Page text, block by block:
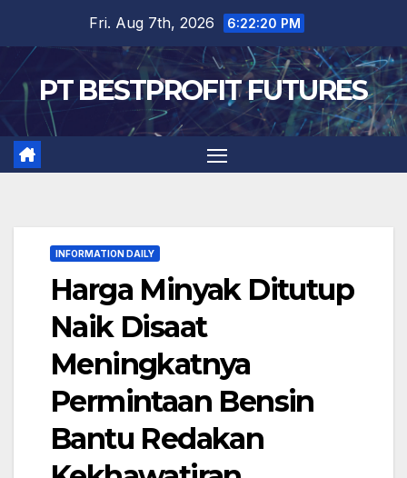
content
Fri. Aug 7th, 2026 6:22:21 PM
PT BESTPROFIT FUTURES
INFORMATION DAILY
Harga Minyak Ditutup
Naik Disaat
Meningkatnya
Permintaan Bensin
Bantu Redakan